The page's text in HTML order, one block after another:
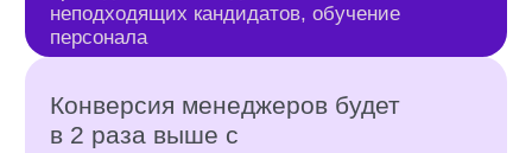
Ваши менеджеры закрывают на бронь 50%
звонков
У вас есть отдел продаж
У вас есть скрипты бронирования